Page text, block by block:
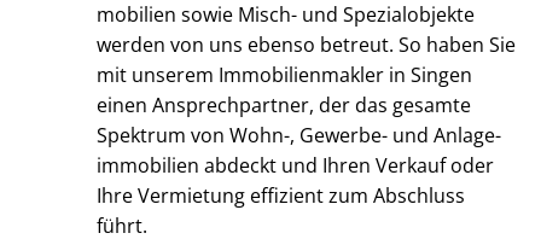
mo­bi­li­en sowie Misch- und Spezialobjekte
werden von uns ebenso betreut. So haben Sie
mit unserem Im­mo­bi­li­en­mak­ler in Singen
einen Ansprechpartner, der das gesamte
Spektrum von Wohn-, Gewerbe- und An­la­ge­
im­mo­bi­li­en abdeckt und Ihren Verkauf oder
Ihre Vermietung effizient zum Abschluss
führt.